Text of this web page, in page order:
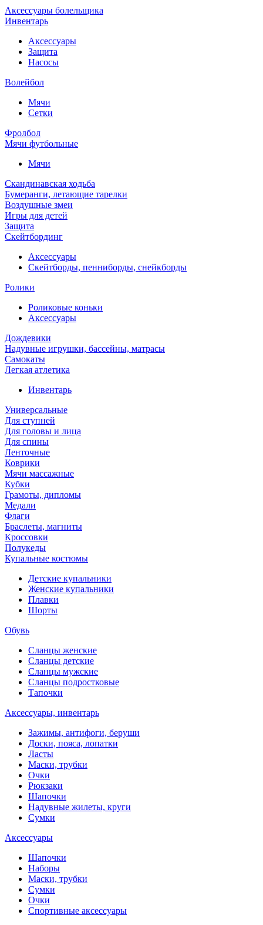
Аксессуары болельщика
Инвентарь
Аксессуары
Защита
Насосы
Волейбол
Мячи
Сетки
Фролбол
Мячи футбольные
Мячи
Скандинавская ходьба
Бумеранги, летающие тарелки
Воздушные змеи
Игры для детей
Защита
Скейтбординг
Аксессуары
Скейтборды, пенниборды, снейкборды
Ролики
Роликовые коньки
Аксессуары
Дождевики
Надувные игрушки, бассейны, матрасы
Самокаты
Легкая атлетика
Инвентарь
Универсальные
Для ступней
Для головы и лица
Для спины
Ленточные
Коврики
Мячи массажные
Кубки
Грамоты, дипломы
Медали
Флаги
Браслеты, магниты
Кроссовки
Полукеды
Купальные костюмы
Детские купальники
Женские купальники
Плавки
Шорты
Обувь
Сланцы женские
Сланцы детские
Сланцы мужские
Сланцы подростковые
Тапочки
Аксессуары, инвентарь
Зажимы, антифоги, беруши
Доски, пояса, лопатки
Ласты
Маски, трубки
Очки
Рюкзаки
Шапочки
Надувные жилеты, круги
Сумки
Аксессуары
Шапочки
Наборы
Маски, трубки
Сумки
Очки
Спортивные аксессуары